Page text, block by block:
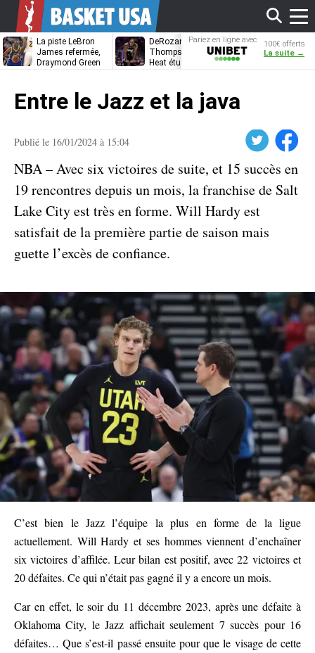
La piste LeBron
James refermée,
Draymond Green
DeRozan, Beal,
Thompson… Le
Heat étudie ses
Kentavious
Caldwell-
Pariez en ligne avec
Unibet
100€ offerts
La suite →
Entre le Jazz et la java
Publié le 16/01/2024 à 15:04 Facebook
NBA – Avec six victoires de suite, et 15 succès en
19 rencontres depuis un mois, la franchise de Salt
Lake City est très en forme. Will Hardy est
satisfait de la première partie de saison mais
guette l’excès de confiance.
C’est bien le Jazz l’équipe la plus en forme de la ligue
actuellement. Will Hardy et ses hommes viennent d’enchaîner
six victoires d’affilée. Leur bilan est positif, avec 22 victoires et
20 défaites. Ce qui n’était pas gagné il y a encore un mois.
Car en effet, le soir du 11 décembre 2023, après une défaite à
Oklahoma City, le Jazz affichait seulement 7 succès pour 16
défaites… Que s’est-il passé ensuite pour que le visage de cette